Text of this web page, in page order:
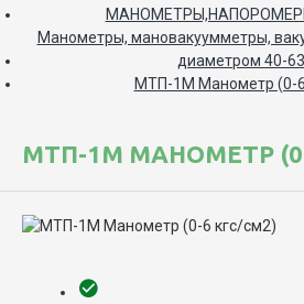
Манометры, мановакуумметры,
диаметром 40-
МТП-1М Манометр (0-
МТП-1М МАНОМЕТР